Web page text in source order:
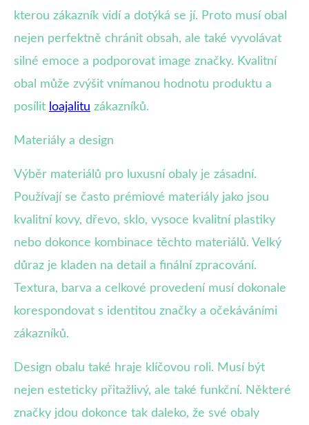
kterou zákazník vidí a dotýká se jí. Proto musí obal
nejen perfektně chránit obsah, ale také vyvolávat
silné emoce a podporovat image značky. Kvalitní
obal může zvýšit vnímanou hodnotu produktu a
posílit loajalitu zákazníků.
Materiály a design
Výběr materiálů pro luxusní obaly je zásadní.
Používají se často prémiové materiály jako jsou
kvalitní kovy, dřevo, sklo, vysoce kvalitní plastiky
nebo dokonce kombinace těchto materiálů. Velký
důraz je kladen na detail a finální zpracování.
Textura, barva a celkové provedení musí dokonale
korespondovat s identitou značky a očekáváními
zákazníků.
Design obalu také hraje klíčovou roli. Musí být
nejen esteticky přitažlivý, ale také funkční. Některé
značky jdou dokonce tak daleko, že své obaly